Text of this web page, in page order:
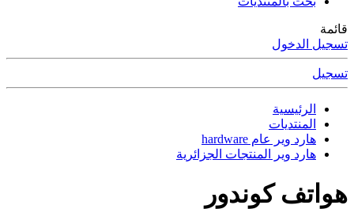
قائمة
تسجيل الدخول
تسجيل
الرئيسية
المنتديات
هارد وير عام hardware
هارد وير المنتجات الجزائرية
هواتف كوندور